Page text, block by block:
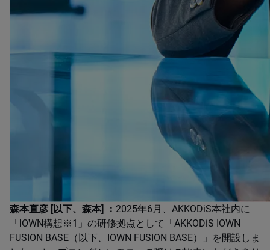
森本直彦 [以下、森本] ： 2025年6月、AKKODiS本社内に
「IOWN構想※1」の研修拠点として「AKKODiS IOWN
FUSION BASE（以下、IOWN FUSION BASE）」を開設しま